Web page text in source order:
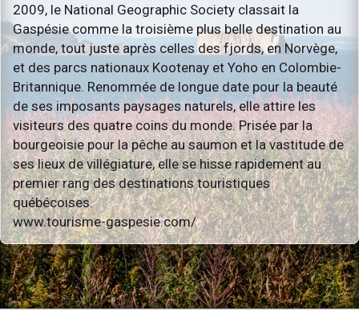
2009, le National Geographic Society classait la
Gaspésie comme la troisième plus belle destination au
monde, tout juste après celles des fjords, en Norvège,
et des parcs nationaux Kootenay et Yoho en Colombie-
Britannique. Renommée de longue date pour la beauté
de ses imposants paysages naturels, elle attire les
visiteurs des quatre coins du monde. Prisée par la
bourgeoisie pour la pêche au saumon et la vastitude de
ses lieux de villégiature, elle se hisse rapidement au
premier rang des destinations touristiques
québécoises.
www.tourisme-gaspesie.com/